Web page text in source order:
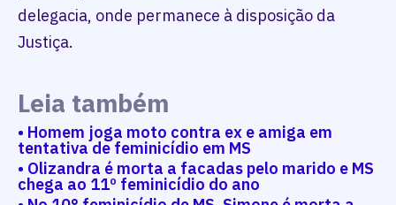
delegacia, onde permanece à disposição da
Justiça.
Leia também
• Homem joga moto contra ex e amiga em
tentativa de feminicídio em MS
• Olizandra é morta a facadas pelo marido e MS
chega ao 11º feminicídio do ano